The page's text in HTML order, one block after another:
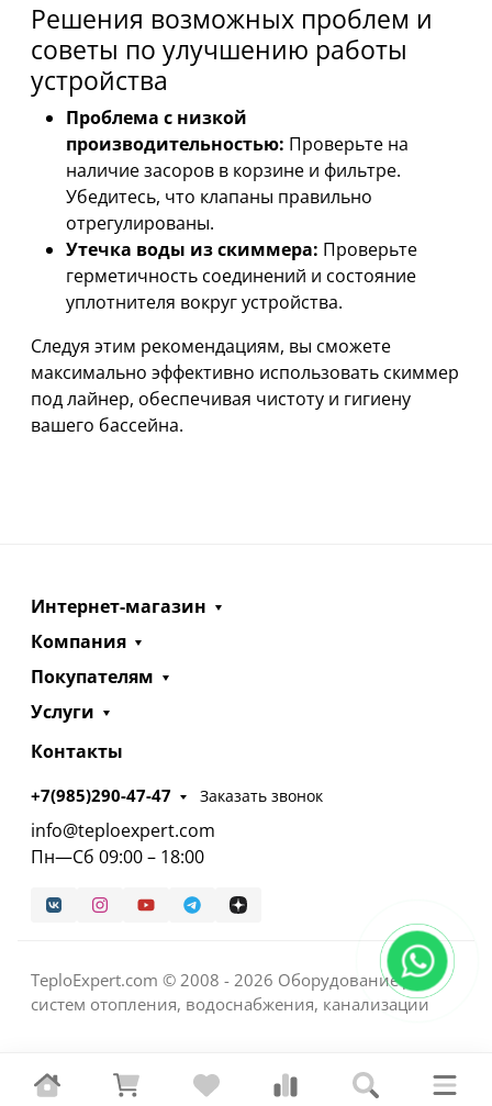
Решения возможных проблем и
советы по улучшению работы
устройства
Проблема с низкой
производительностью: Проверьте на
наличие засоров в корзине и фильтре.
Убедитесь, что клапаны правильно
отрегулированы.
Утечка воды из скиммера: Проверьте
герметичность соединений и состояние
уплотнителя вокруг устройства.
Следуя этим рекомендациям, вы сможете
максимально эффективно использовать скиммер
под лайнер, обеспечивая чистоту и гигиену
вашего бассейна.
Интернет-магазин
Компания
Покупателям
Услуги
Контакты
+7(985)290-47-47 Заказать звонок
info@teploexpert.com
Пн—Сб 09:00 – 18:00
TeploExpert.com © 2008 - 2026 Оборудование для
систем отопления, водоснабжения, канализации